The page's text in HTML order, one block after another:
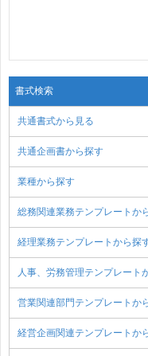
書式検索
共通書式から見る
共通企画書から探す
業種から探す
総務関連業務テンプレートか
経理業務テンプレートから探
人事、労務管理テンプレート
営業関連部門テンプレートか
経営企画関連テンプレートか